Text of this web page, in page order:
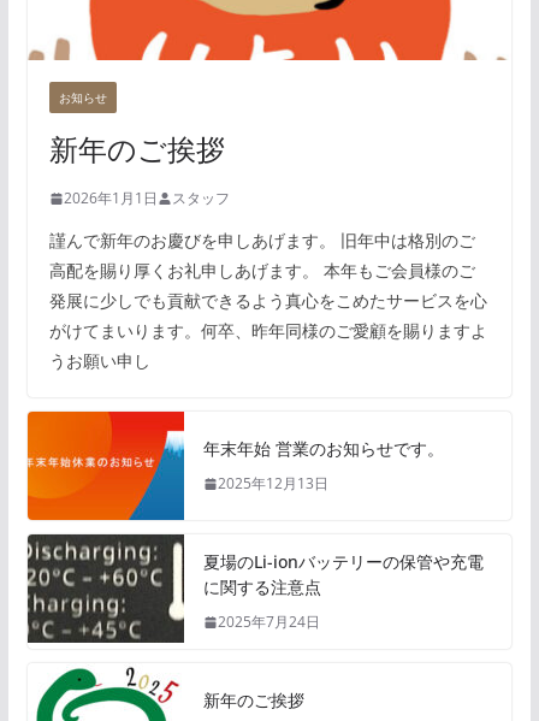
お知らせ
新年のご挨拶
2026年1月1日 スタッフ
謹んで新年のお慶びを申しあげます。 旧年中は格別のご
高配を賜り厚くお礼申しあげます。 本年もご会員様のご
発展に少しでも貢献できるよう真心をこめたサービスを心
がけてまいります。何卒、昨年同様のご愛顧を賜りますよ
うお願い申し
年末年始 営業のお知らせです。
2025年12月13日
夏場のLi-ionバッテリーの保管や充電
に関する注意点
2025年7月24日
新年のご挨拶